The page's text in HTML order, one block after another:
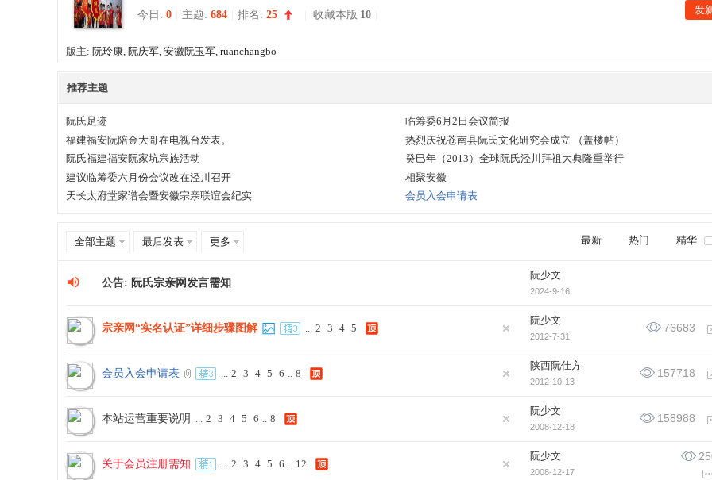
氏
亲
今日: 0 主题: 684 排名: 25 收藏本版 10 发
版主: 阮玲康, 阮庆军, 安徽阮玉军, ruanchangbo
推荐主题
阮氏足迹
临筹委6月2日会议简报
福建福安阮陪金大哥在电视台发表。
热烈庆祝苍南县阮氏文化研究会成立 （盖楼帖）
阮氏福建福安阮家坑宗族活动
癸巳年（2013）全球阮氏泾川拜祖大典隆重举行
建议临筹委六月份会议改在泾川召开
相聚安徽
天长太府堂家谱会暨安徽宗亲联谊会纪实
会员入会申请表
全部主题 最后发表 更多 最新 热门 精华
公告: 阮氏宗亲网发言需知
阮少文
2024-9-16
宗亲网“实名认证”详细步骤图解 2 3 4 5
阮少文
2012-7-31
76683
会员入会申请表 2 3 4 5 6 8
陕西阮仕方
2012-10-13
157718
本站运营重要说明 2 3 4 5 6 8
阮少文
2008-12-18
158988
关于会员注册需知 2 3 4 5 6 12
阮少文
2008-12-17